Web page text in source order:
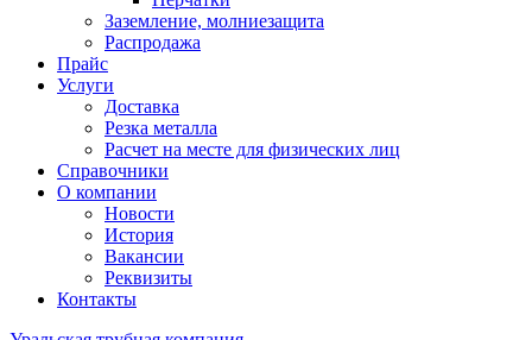
Заземление, молниезащита
Распродажа
Прайс
Услуги
Доставка
Резка металла
Расчет на месте для физических лиц
Справочники
О компании
Новости
История
Вакансии
Реквизиты
Контакты